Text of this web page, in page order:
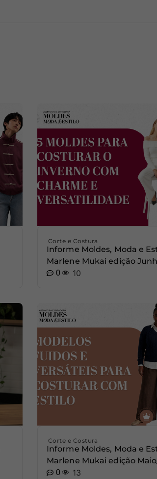
Corte e Costura
Informe Moldes, Moda e
Marlene Mukai edição
0
10
Corte e Costura
Informe Moldes, Moda e
Marlene Mukai edição
0
13